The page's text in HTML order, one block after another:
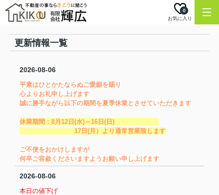
お気に入り
0
更新情報一覧
2026-08-06
平素はひとかたならぬご愛顧を賜り
心よりお礼申し上げます
誠に勝手ながら以下の期間を夏季休業とさせていただきます
休業期間：8月12日(水)～16日(日)
17日(月）より通常営業致します
ご不便をおかけしますが
何卒ご容赦くださいますようお願い申し上げます
2026-08-06
本日の値下げ